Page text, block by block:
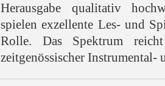
Herausgabe qualitativ
spielen exzellente Les- und
Rolle. Das Spektrum
zeitgenössischer Instrumental-